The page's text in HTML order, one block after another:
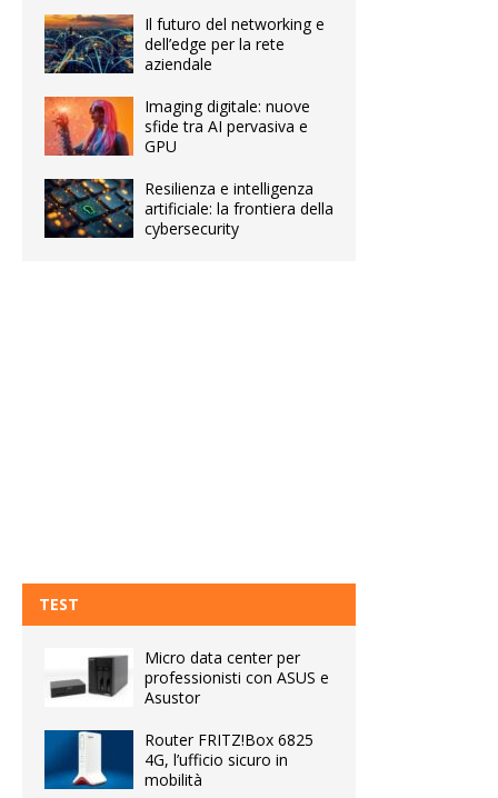
Il futuro del networking e
dell’edge per la rete
aziendale
Imaging digitale: nuove
sfide tra AI pervasiva e
GPU
Resilienza e intelligenza
artificiale: la frontiera della
cybersecurity
TEST
Micro data center per
professionisti con ASUS e
Asustor
Router FRITZ!Box 6825
4G, l’ufficio sicuro in
mobilità